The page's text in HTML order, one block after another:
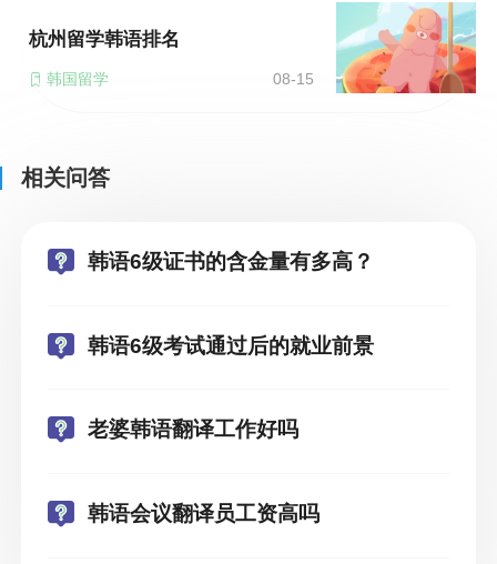
杭州留学韩语排名
韩国留学 08-15
相关问答
韩语6级证书的含金量有多高？
韩语6级考试通过后的就业前景
老婆韩语翻译工作好吗
韩语会议翻译员工资高吗